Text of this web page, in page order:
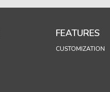
FEATURES
CUSTOMIZATION